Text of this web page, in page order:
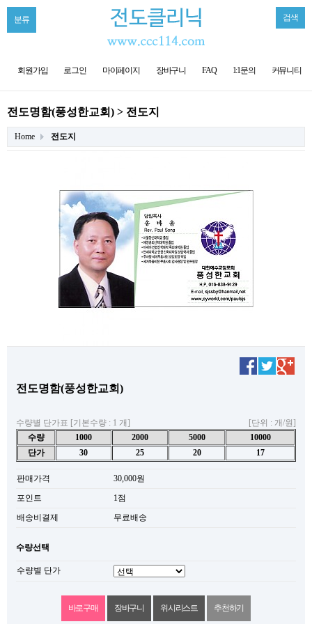
분류 검색
회원가입 로그인 마이페이지 장바구니 FAQ 1:1문의 커뮤니티
전도명함(풍성한교회) > 전도지
Home 전도지
전도명함(풍성한교회)
수량별 단가표 [기본수량 : 1 개]
[단위 : 개/원]
수량
1000 2000 5000
10000
단가
30 25 20 17
판매가격
30,000원
포인트
1점
배송비결제
무료배송
수량선택
수량별 단가
위시리스트 추천하기